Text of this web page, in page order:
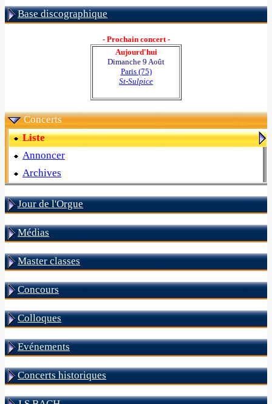
Base discographique
- Prochain concert -
Aujourd'hui
Dimanche 9 Août
Paris (75)
St-Sulpice
Concerts
Liste
Annoncer
Archives
Jour de l'Orgue
Médias
Master classes
Concours
Colloques
Evénements
Concerts historiques